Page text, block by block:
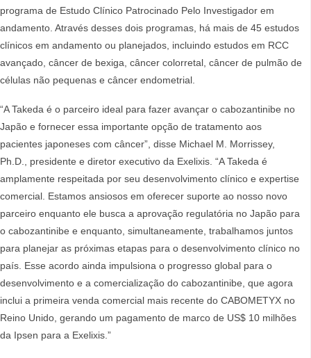
programa de Estudo Clínico Patrocinado Pelo Investigador em
andamento. Através desses dois programas, há mais de 45 estudos
clínicos em andamento ou planejados, incluindo estudos em RCC
avançado, câncer de bexiga, câncer colorretal, câncer de pulmão de
células não pequenas e câncer endometrial.
“A Takeda é o parceiro ideal para fazer avançar o cabozantinibe no
Japão e fornecer essa importante opção de tratamento aos
pacientes japoneses com câncer”, disse Michael M. Morrissey,
Ph.D., presidente e diretor executivo da Exelixis. “A Takeda é
amplamente respeitada por seu desenvolvimento clínico e expertise
comercial. Estamos ansiosos em oferecer suporte ao nosso novo
parceiro enquanto ele busca a aprovação regulatória no Japão para
o cabozantinibe e enquanto, simultaneamente, trabalhamos juntos
para planejar as próximas etapas para o desenvolvimento clínico no
país. Esse acordo ainda impulsiona o progresso global para o
desenvolvimento e a comercialização do cabozantinibe, que agora
inclui a primeira venda comercial mais recente do CABOMETYX no
Reino Unido, gerando um pagamento de marco de US$ 10 milhões
da Ipsen para a Exelixis.”